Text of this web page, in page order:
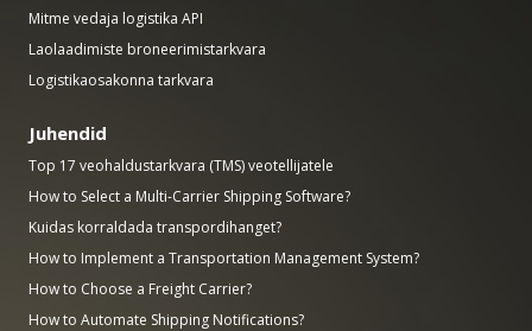
Mitme vedaja logistika API
Laolaadimiste broneerimistarkvara
Logistikaosakonna tarkvara
Juhendid
Top 17 veohaldustarkvara (TMS) veotellijatele
How to Select a Multi-Carrier Shipping Software?
Kuidas korraldada transpordihanget?
How to Implement a Transportation Management System?
How to Choose a Freight Carrier?
How to Automate Shipping Notifications?